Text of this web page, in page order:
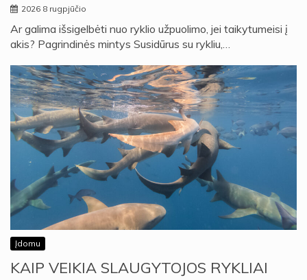
2026 8 rugpjūčio
Ar galima išsigelbėti nuo ryklio užpuolimo, jei taikytumeisi į
akis? Pagrindinės mintys Susidūrus su rykliu,…
Įdomu
KAIP VEIKIA SLAUGYTOJOS RYKLIAI